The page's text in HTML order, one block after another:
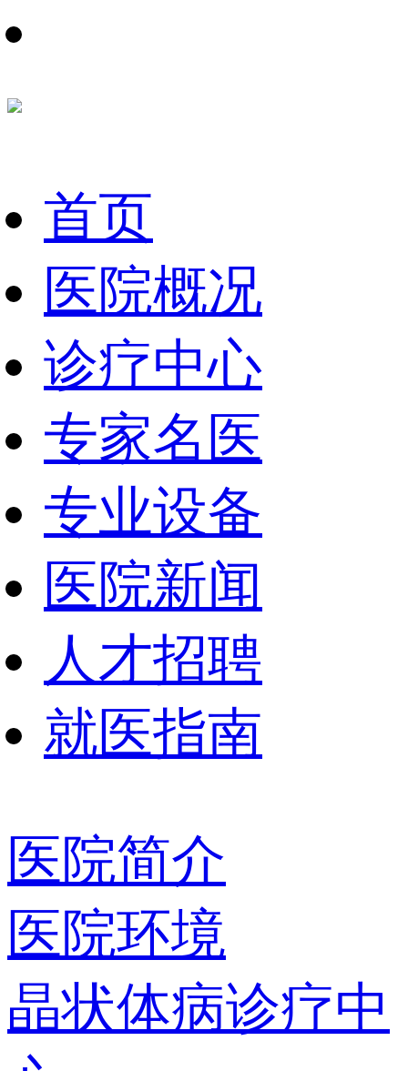
首页
医院概况
诊疗中心
专家名医
专业设备
医院新闻
人才招聘
就医指南
医院简介
医院环境
晶状体病诊疗中